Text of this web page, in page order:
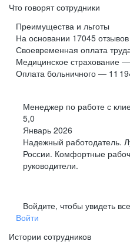
Что говорят сотрудники
Преимущества и льготы
На основании 17045 отзывов
Своевременная оплата
Медицинское страхование —
Оплата больничного — 11
Менеджер по работе с
5,0
Январь 2026
Надежный работодатель.
России. Комфортные
руководители.
Войдите, чтобы увидеть
Войти
Истории сотрудников